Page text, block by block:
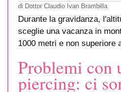
di Dottor Claudio Ivan Brambilla
Durante la gravidanza,
sceglie una vacanza in
1000 metri e non superiore
Problemi con
piercing: ci